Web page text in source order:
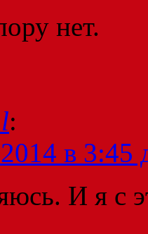
нет.
:
в 3:45
И я с